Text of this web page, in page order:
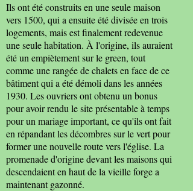
Ils ont été construits en une seule maison
vers 1500, qui a ensuite été divisée en trois
logements, mais est finalement redevenue
une seule habitation. À l'origine, ils auraient
été un empiètement sur le green, tout
comme une rangée de chalets en face de ce
bâtiment qui a été démoli dans les années
1930. Les ouvriers ont obtenu un bonus
pour avoir rendu le site présentable à temps
pour un mariage important, ce qu'ils ont fait
en répandant les décombres sur le vert pour
former une nouvelle route vers l'église. La
promenade d'origine devant les maisons qui
descendaient en haut de la vieille forge a
maintenant gazonné.